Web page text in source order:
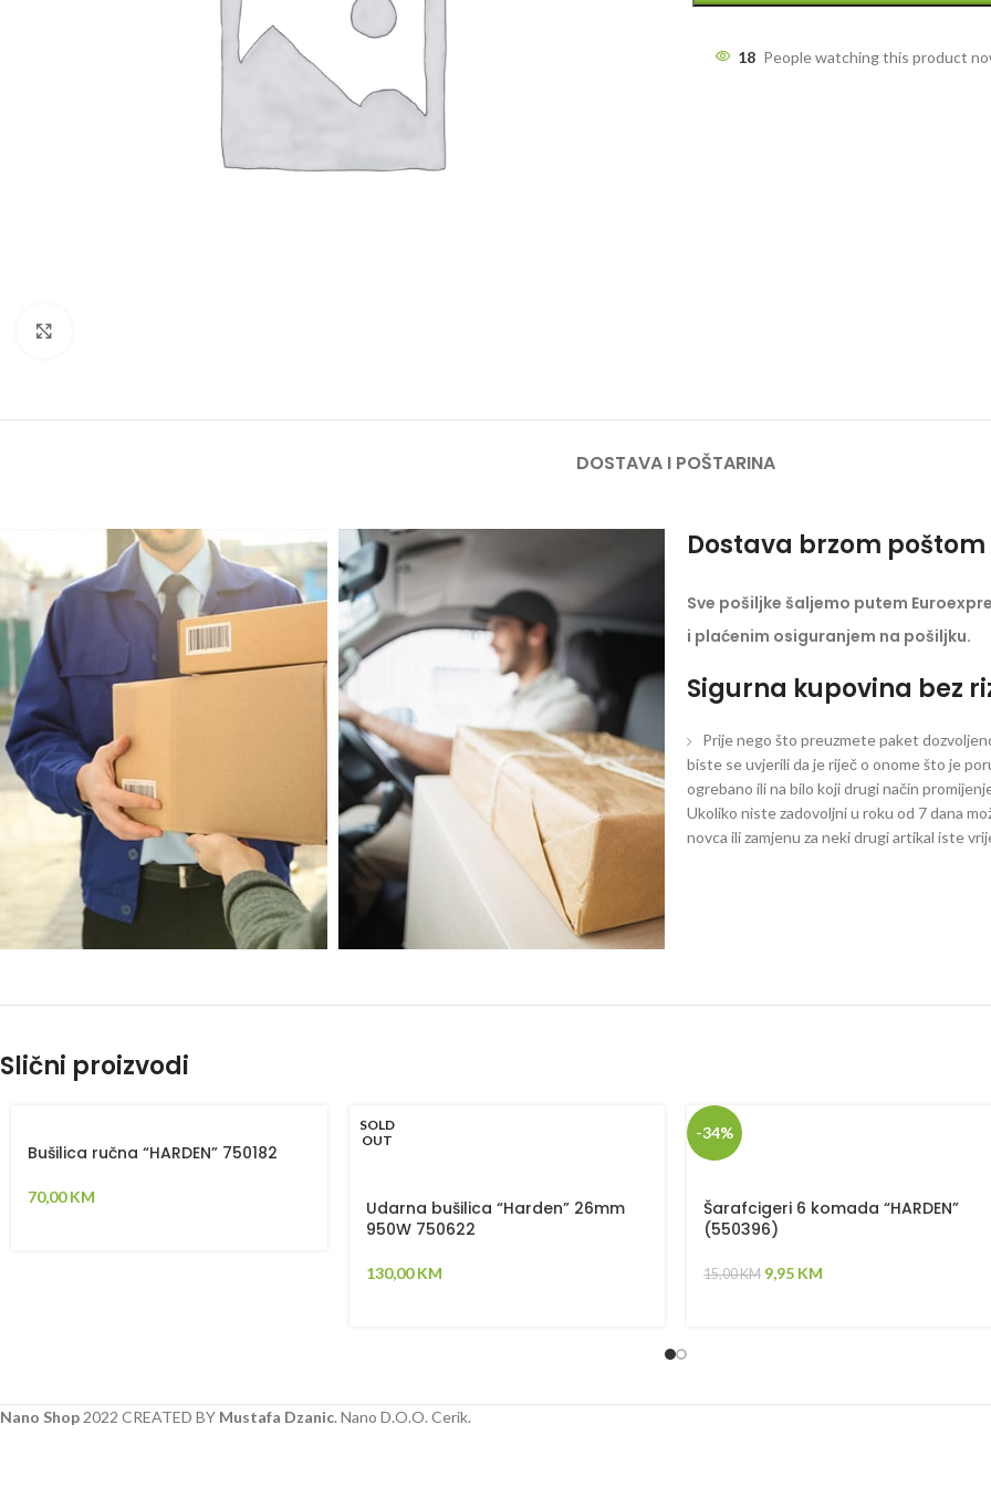
18 People watching this product
DOSTAVA I POŠTARINA
Dostava brzom
Sve pošiljke šaljemo putem
i plaćenim osiguranjem na pošiljku.
Sigurna kupovina bez
Prije nego što preuzmete paket
biste se uvjerili da je riječ o onome što je
ogrebano ili na bilo koji drugi način
Ukoliko niste zadovoljni u roku od 7 dana
novca ili zamjenu za neki drugi artikal iste
Slični proizvodi
Bušilica ručna “HARDEN” 750182
70,00KM
SOLD
OUT
Udarna bušilica “Harden” 26mm
950W 750622
130,00KM
-34%
Šarafcigeri 6 komada “HARDEN”
(550396)
15,00KM 9,95 KM
Nano Shop 2022 CREATED BY Mustafa Dzanic. Nano D.O.O. Cerik.